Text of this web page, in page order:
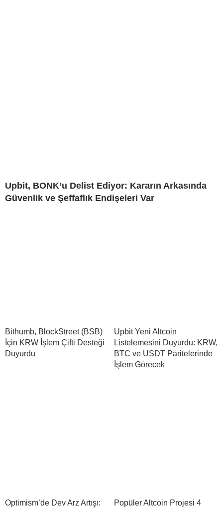
Upbit, BONK’u Delist Ediyor: Kararın Arkasında
Güvenlik ve Şeffaflık Endişeleri Var
Bithumb, BlockStreet (BSB)
İçin KRW İşlem Çifti Desteği
Duyurdu
Upbit Yeni Altcoin
Listelemesini Duyurdu: KRW,
BTC ve USDT Paritelerinde
İşlem Görecek
Optimism’de Dev Arz Artışı:
Popüler Altcoin Projesi 4